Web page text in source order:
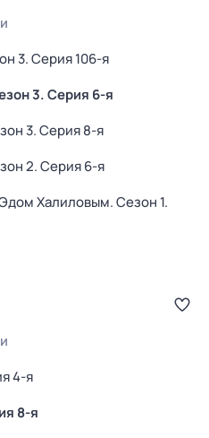
3. Серия 106-я
3. Серия 6-я
3. Серия 8-я
2. Серия 6-я
Халиловым. Сезон 1.
4-я
8-я